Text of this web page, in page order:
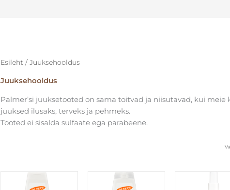
Esileht / Juuksehooldus
Juuksehooldus
Palmer’si juuksetooted on sama toitvad ja niisutavad, kui meie
juuksed ilusaks, terveks ja pehmeks.
Tooted ei sisalda sulfaate ega parabeene.